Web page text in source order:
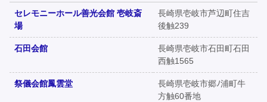
セレモニーホール善光会館 壱岐斎
場
長崎県壱岐市芦辺町住吉
後触239
石田会館
長崎県壱岐市石田町石田
西触1565
祭儀会館鳳雲堂
長崎県壱岐市郷ﾉ浦町牛
方触60番地